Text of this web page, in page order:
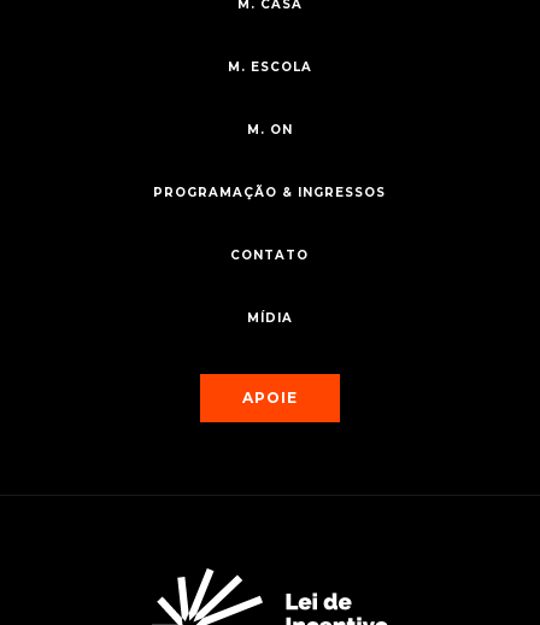
M. CASA
M. ESCOLA
M. ON
PROGRAMAÇÃO & INGRESSOS
CONTATO
MÍDIA
APOIE